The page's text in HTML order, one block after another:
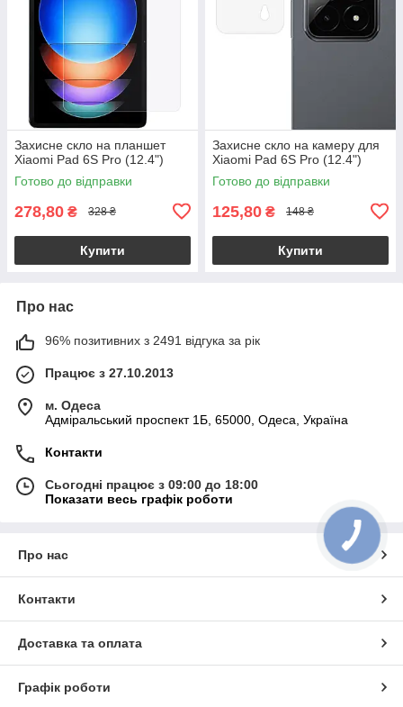
Захисне скло на планшет
Xiaomi Pad 6S Pro (12.4")
Готово до відправки
278,80 ₴ 328 ₴
Купити
Захисне скло на камеру для
Xiaomi Pad 6S Pro (12.4")
Готово до відправки
125,80 ₴ 148 ₴
Купити
Про нас
96% позитивних з 2491 відгука за рік
Працює з 27.10.2013
м. Одеса
Адміральський проспект 1Б, 65000, Одеса, Україна
Контакти
Сьогодні працює з 09:00 до 18:00
Показати весь графік роботи
Про нас
Контакти
Доставка та оплата
Графік роботи